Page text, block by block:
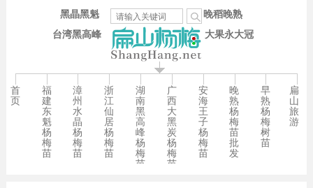
台湾黑高峰
晚稻晚熟
大果永大冠
黑晶黑魁
首
页
福
建
东
魁
杨
梅
苗
漳
州
水
晶
杨
梅
苗
浙
江
仙
居
杨
梅
苗
湖
南
黑
高
峰
杨
梅
苗
广
西
大
黑
炭
杨
梅
苗
安
海
王
子
杨
梅
苗
晚
熟
杨
梅
苗
批
发
早
熟
杨
梅
树
苗
扁
山
旅
游